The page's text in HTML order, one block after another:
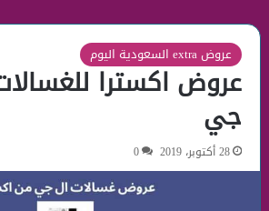
عروض extra السعودية اليوم
عروض اكسترا
جي
28 أكتوبر، 2019 0